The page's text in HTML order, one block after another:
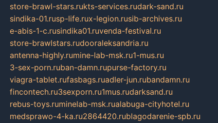
store-brawl-stars.rukts-services.rudark-sand.ru
sindika-01.rusp-life.rux-legion.rusib-archives.ru
e-abis-1-c.rusindika01.ruvenda-festival.ru
store-brawlstars.rudooraleksandria.ru
antenna-highly.rumine-lab-msk.ru1-mus.ru
3-sex-porn.ruban-damn.rupurse-factory.ru
viagra-tablet.rufasbags.ruadler-jun.rubandamn.ru
fincontech.ru3sexporn.ru1mus.rudarksand.ru
rebus-toys.ruminelab-msk.rualabuga-cityhotel.ru
medsprawo-4-ka.ru2864420.rublagodarenie-spb.ru